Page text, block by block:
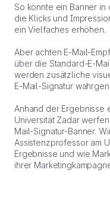
So könnte ein Banner
die Klicks und
ein Vielfaches erhöhen.
Aber achten E-Mail-
über die Standard-E-
werden zusätzliche
E-Mail-Signatur
Anhand der Ergebnisse
Universität Zadar
Mail-Signatur-Banner.
Assistenzprofessor am
Ergebnisse und wie
ihrer